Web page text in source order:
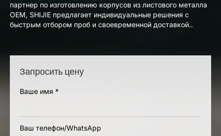
партнер по изготовлению корпусов из листового металла
OEM, SHIJIE предлагает индивидуальные решения с
быстрым отбором проб и своевременной доставкой..
Запросить цену
Ваше имя *
Ваш телефон/WhatsApp